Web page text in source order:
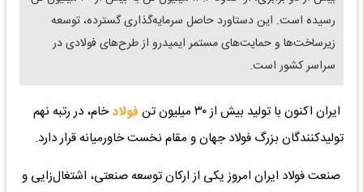
رسیده است. این دستاورد حاصل سرمایه‌گذاری گسترده، توسعه
زیرساخت‌ها و حمایت‌های مستمر ایمیدرو از طرح‌های فولادی در
سراسر کشور است.
ایران اکنون با تولید بیش از ۳۰ میلیون تن فولادخام، در رتبه نهم
تولیدکنندگان بزرگ فولاد جهان و مقام نخست خاورمیانه قرار دارد.
صنعت فولاد ایران امروز یکی از ارکان توسعه صنعتی، اشتغال‌زایی و